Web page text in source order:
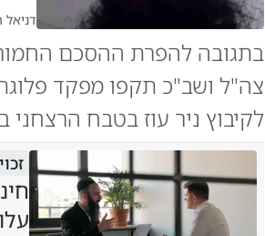
דניאל
בתגובה להפרת ההסכם
צה"ל ושב"כ תקפו מפקד
לקיבוץ ניר עוז בטבח הרצחני ב-7 באוקטובר (חדשות